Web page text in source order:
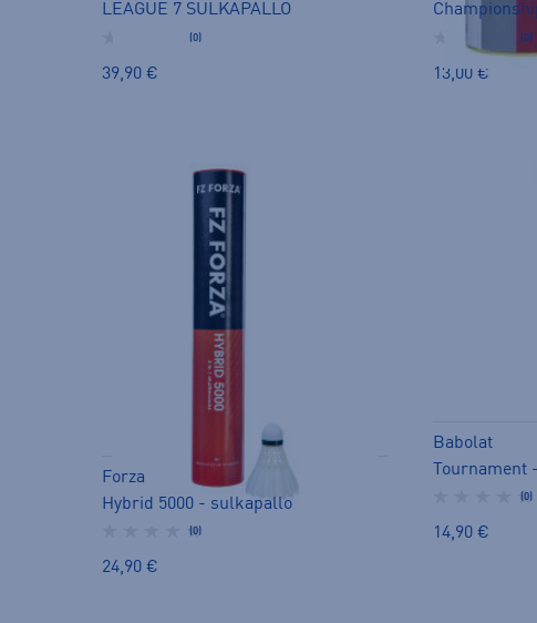
LEAGUE 7 SULKAPALLO
(0)
39,90 €
(0)
13,00 €
Forza
Hybrid 5000 - sulkapallo
(0)
24,90 €
Babolat
(0)
14,90 €